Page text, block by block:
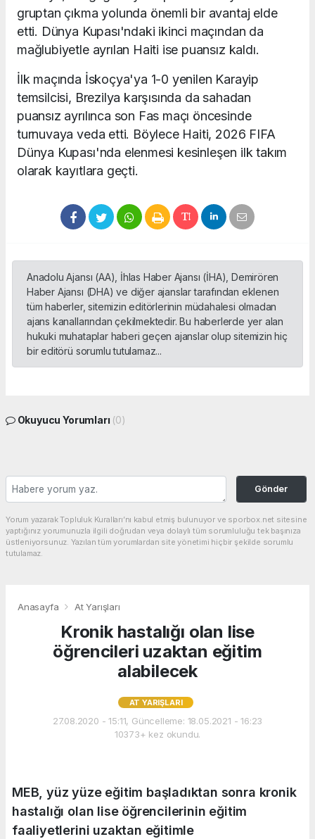
gruptan çıkma yolunda önemli bir avantaj elde
etti. Dünya Kupası'ndaki ikinci maçından da
mağlubiyetle ayrılan Haiti ise puansız kaldı.
İlk maçında İskoçya'ya 1-0 yenilen Karayip
temsilcisi, Brezilya karşısında da sahadan
puansız ayrılınca son Fas maçı öncesinde
turnuvaya veda etti. Böylece Haiti, 2026 FIFA
Dünya Kupası'nda elenmesi kesinleşen ilk takım
olarak kayıtlara geçti.
Anadolu Ajansı (AA), İhlas Haber Ajansı (İHA), Demirören
Haber Ajansı (DHA) ve diğer ajanslar tarafından eklenen
tüm haberler, sitemizin editörlerinin müdahalesi olmadan
ajans kanallarından çekilmektedir. Bu haberlerde yer alan
hukuki muhataplar haberi geçen ajanslar olup sitemizin hiç
bir editörü sorumlu tutulamaz...
Okuyucu Yorumları (0)
Gönder
Yorum yazarak Topluluk Kuralları’nı kabul etmiş bulunuyor ve sporbox.net sitesine
yaptığınız yorumunuzla ilgili doğrudan veya dolaylı tüm sorumluluğu tek başınıza
üstleniyorsunuz. Yazılan tüm yorumlardan site yönetimi hiçbir şekilde sorumlu
tutulamaz.
Anasayfa At Yarışları
Kronik hastalığı olan lise
öğrencileri uzaktan eğitim
alabilecek
AT YARIŞLARI
27.08.2020 - 15:11, Güncelleme: 18.05.2021 - 16:23
10373+ kez okundu.
MEB, yüz yüze eğitim başladıktan sonra kronik
hastalığı olan lise öğrencilerinin eğitim
faaliyetlerini uzaktan eğitimle